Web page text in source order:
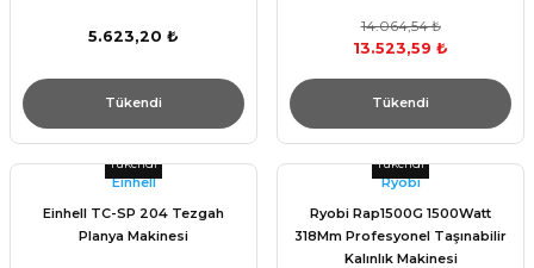
5.623,20 ₺
Tükendi
14.064,54 ₺
13.523,59 ₺
Tükendi
Tükendi
Einhell
Einhell TC-SP 204 Tezgah
Planya Makinesi
Tükendi
Ryobi
Ryobi Rap1500G 1500Watt
318Mm Profesyonel Taşınabilir
Kalınlık Makinesi